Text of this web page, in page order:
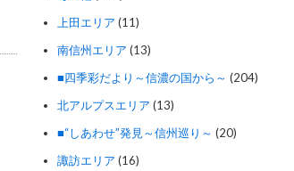
上田エリア (11)
南信州エリア (13)
■四季彩だより～信濃の国から～ (204)
北アルプスエリア (13)
■“しあわせ”発見～信州巡り～ (20)
諏訪エリア (16)